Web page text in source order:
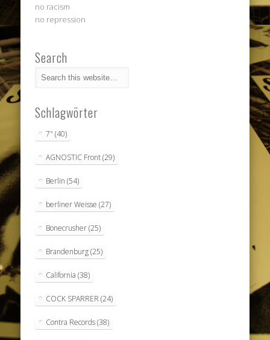
no racism
no repression
Search
Schlagwörter
7" (40)
AGNOSTIC Front(29)
Berlin (54)
berliner Weisse (27)
Bonecrusher(25)
Brandenburg(25)
California (38)
COCK SPARRER (24)
Contra Records(38)